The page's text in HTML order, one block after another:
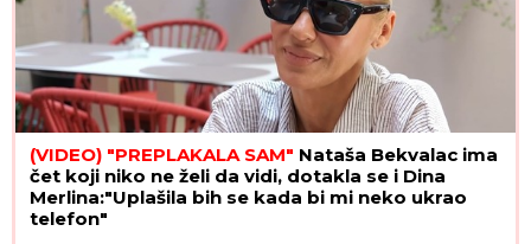
(VIDEO) "PREPLAKALA SAM" Nataša Bekvalac ima
čet koji niko ne želi da vidi, dotakla se i Dina
Merlina:"Uplašila bih se kada bi mi neko ukrao
telefon"